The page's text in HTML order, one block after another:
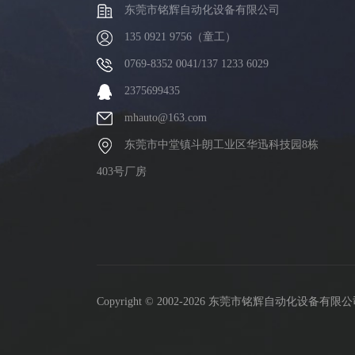
东莞市铭辉自动化设备有限公司
135 0921 9756（童工）
0769-8352 0041/137 1233 6029
2375699435
mhauto@163.com
东莞市中堂镇斗朗工业区华迅科技园8栋
403号厂房
Copyright © 2002-2026 东莞市铭辉自动化设备有限